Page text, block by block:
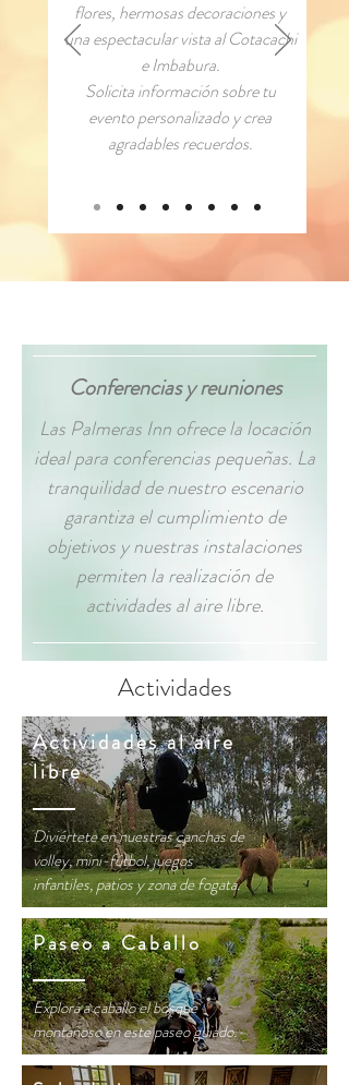
flores, hermosas decoraciones y
una espectacular vista al Cotacachi
e Imbabura.
Solicita información sobre tu
evento personalizado y crea
agradables recuerdos.
Conferencias y reuniones
Las Palmeras Inn ofrece la locación
ideal para conferencias pequeñas. La
tranquilidad de nuestro escenario
garantiza el cumplimiento de
objetivos y nuestras instalaciones
permiten la realización de
actividades al aire libre.
Actividades
Actividades al aire
libre
Diviértete en nuestras canchas de
volley, mini-fútbol, juegos
infantiles, patios y zona de fogata.
Paseo a Caballo
Explora a caballo el bosque
montañoso en este paseo guiado.